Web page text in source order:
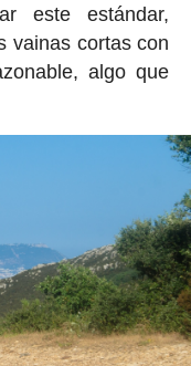
este estándar,
vainas cortas con
algo que